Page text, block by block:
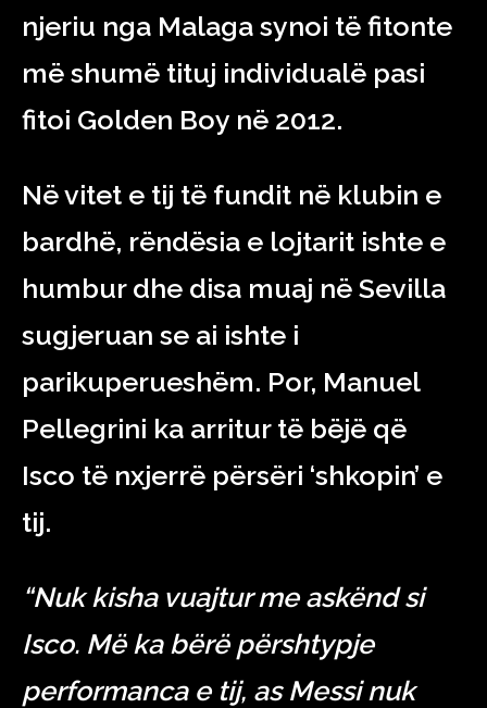
njeriu nga Malaga synoi të fitonte
më shumë tituj individualë pasi
fitoi Golden Boy në 2012.
Në vitet e tij të fundit në klubin e
bardhë, rëndësia e lojtarit ishte e
humbur dhe disa muaj në Sevilla
sugjeruan se ai ishte i
parikuperueshëm. Por, Manuel
Pellegrini ka arritur të bëjë që
Isco të nxjerrë përsëri ‘shkopin’ e
tij.
“Nuk kisha vuajtur me askënd si
Isco. Më ka bërë përshtypje
performanca e tij, as Messi nuk